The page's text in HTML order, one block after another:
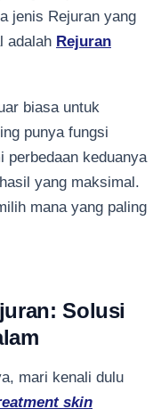
jenis Rejuran yang
adalah Rejuran
biasa untuk
punya fungsi
perbedaan keduanya
yang maksimal.
mana yang paling
Solusi
mari kenali dulu
skin